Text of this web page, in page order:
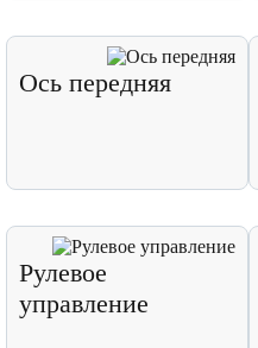
Ось передняя
Рулевое
управление